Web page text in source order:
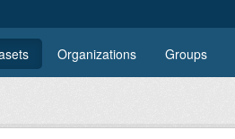
Organizations Groups